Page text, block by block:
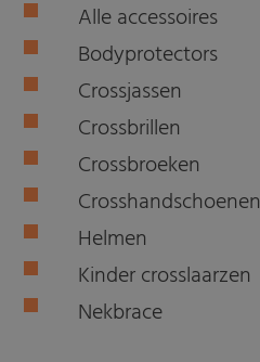
Alle accessoires
Bodyprotectors
Crossjassen
Crossbrillen
Crossbroeken
Crosshandschoenen
Helmen
Kinder crosslaarzen
Nekbrace